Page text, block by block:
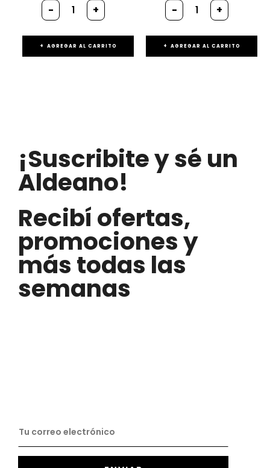
-
+
AGREGAR AL CARRITO
-
+
AGREGAR AL CARRITO
¡Suscribite y sé un
Aldeano!
Recibí ofertas,
promociones y
más todas las
semanas